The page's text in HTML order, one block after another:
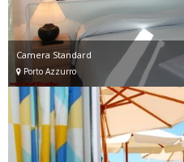
Camera Standard
Porto Azzurro